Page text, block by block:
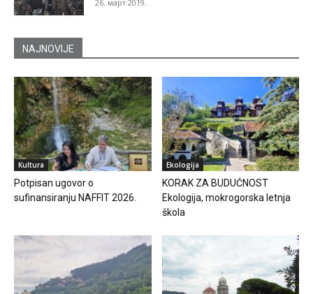
26. март 2019.
NAJNOVIJE
Kultura
Potpisan ugovor o
sufinansiranju NAFFIT 2026.
Ekologija
KORAK ZA BUDUĆNOST
Ekologija, mokrogorska letnja
škola